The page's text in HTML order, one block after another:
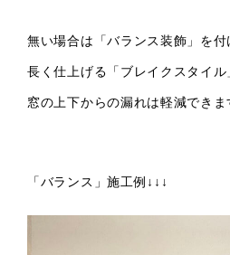
無い場合は「バランス装飾」を
長く仕上げる「ブレイクスタイル
窓の上下からの漏れは軽減できま
「バランス」施工例↓↓↓